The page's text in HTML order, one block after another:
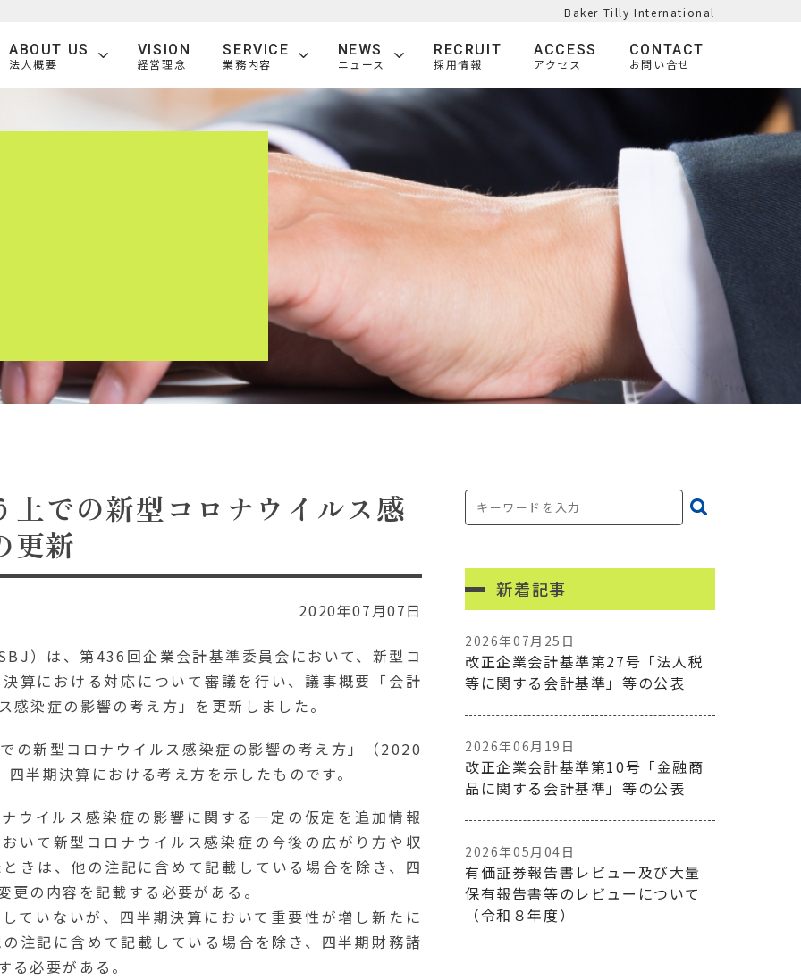
Baker Tilly International
ABOUT US
法人概要
VISION
経営理念
SERVICE
業務内容
NEWS
ニュース
RECRUIT
採用情報
ACCESS
アクセス
CONTACT
お問い合せ
上での新型コロナウイルス感
更新
2020年07月07日
）は、第436回企業会計基準委員会において、新型コ
算における対応について審議を行い、議事概要「会計
染症の影響の考え方」を更新しました。
の新型コロナウイルス感染症の影響の考え方」（2020
半期決算における考え方を示したものです。
ウイルス感染症の影響に関する一定の仮定を追加情報
いて新型コロナウイルス感染症の今後の広がり方や収
きは、他の注記に含めて記載している場合を除き、四
の内容を記載する必要がある。
ていないが、四半期決算において重要性が増し新たに
注記に含めて記載している場合を除き、四半期財務諸
必要がある。
新着記事
2026年07月25日
改正企業会計基準第27号「法人税
等に関する会計基準」等の公表
2026年06月19日
改正企業会計基準第10号「金融商
品に関する会計基準」等の公表
2026年05月04日
有価証券報告書レビュー及び大量
保有報告書等のレビューについて
（令和８年度）